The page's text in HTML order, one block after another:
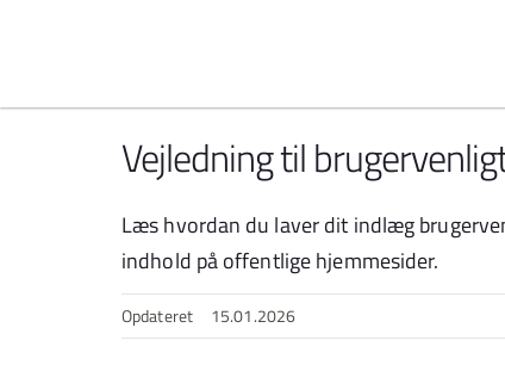
Vejledning til
Læs hvordan du laver dit indlæg
indhold på offentlige hjemmesider.
Opdateret 15.01.2026